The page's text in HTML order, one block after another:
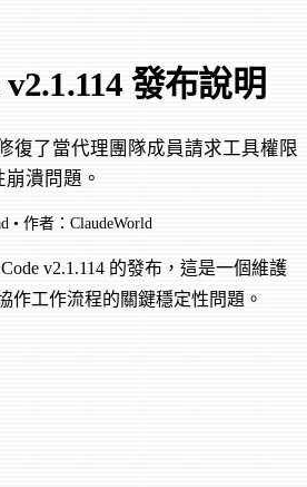
發布說明
復了當代理團隊成員請求工具權限
潰問題。
• 作者：ClaudeWorld
v2.1.114 的發布，這是一個維護
作工作流程的關鍵穩定性問題。